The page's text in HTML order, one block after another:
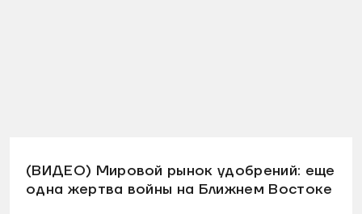
(ВИДЕО) Мировой рынок удобрений: еще
одна жертва войны на Ближнем Востоке